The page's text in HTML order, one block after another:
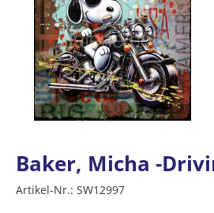
Baker, Micha -
Artikel-Nr.: SW12997